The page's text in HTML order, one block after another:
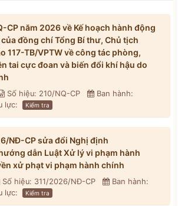
CP năm 2026 về Kế hoạch hành động
đồng chí Tổng Bí thư, Chủ tịch
117-TB/VPTW về công tác phòng,
tai cực đoan và biến đổi khí hậu do
Số hiệu: 210/NQ-CP
Ban hành:
lực: Kiểm tra
NĐ-CP sửa đổi Nghị định
dẫn Luật Xử lý vi phạm hành
xử phạt vi phạm hành chính
Số hiệu: 311/2026/NĐ-CP
Ban hành:
lực: Kiểm tra